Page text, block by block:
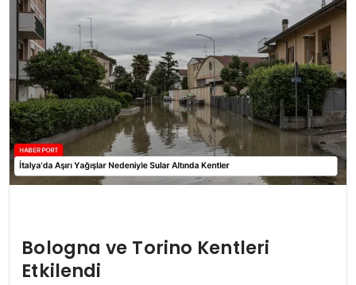
EKONOMI
Bologna ve Torino Kentleri
Etkilendi